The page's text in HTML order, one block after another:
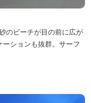
のビーチが目の前に広が
ションも抜群。サーフ